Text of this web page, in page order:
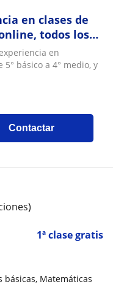
en clases de
todos los
en
básico a 4° medio, y
Contactar
1ª clase gratis
básicas, Matemáticas